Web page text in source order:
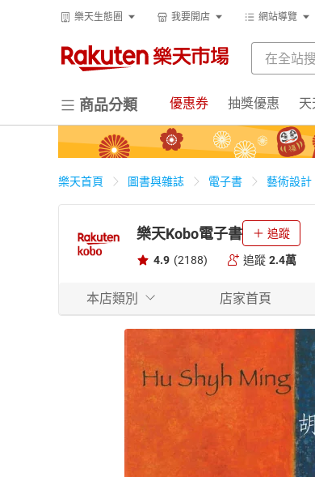
樂天生態圈 我要開店 網站導覽
商品分類 優惠券 抽獎優惠 天
樂天首頁 圖書與雜誌 電子書 藝術設計
樂天Kobo電子書 追蹤
4.9 (2188) 追蹤 2.4萬
本店類別 店家首頁